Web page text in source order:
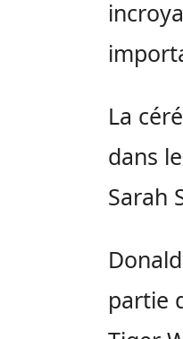
La
dans
Sarah
partie